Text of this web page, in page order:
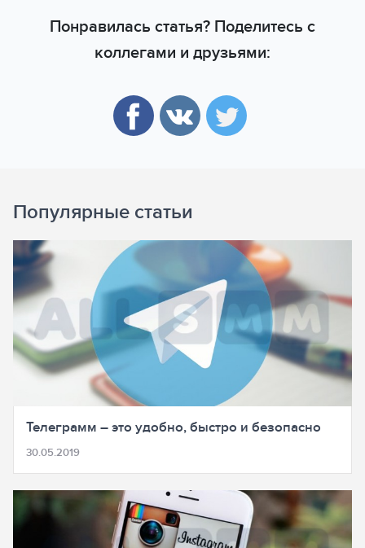
Понравилась статья? Поделитесь с
коллегами и друзьями:
Популярные статьи
Телеграмм – это удобно, быстро и безопасно
30.05.2019